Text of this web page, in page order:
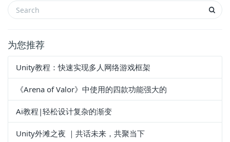
为您推荐
Unity教程：快速实现多人网络游戏框架
《Arena of Valor》中使用的四款功能强大的
Ai教程|轻松设计复杂的渐变
Unity外滩之夜 ｜共话未来，共聚当下